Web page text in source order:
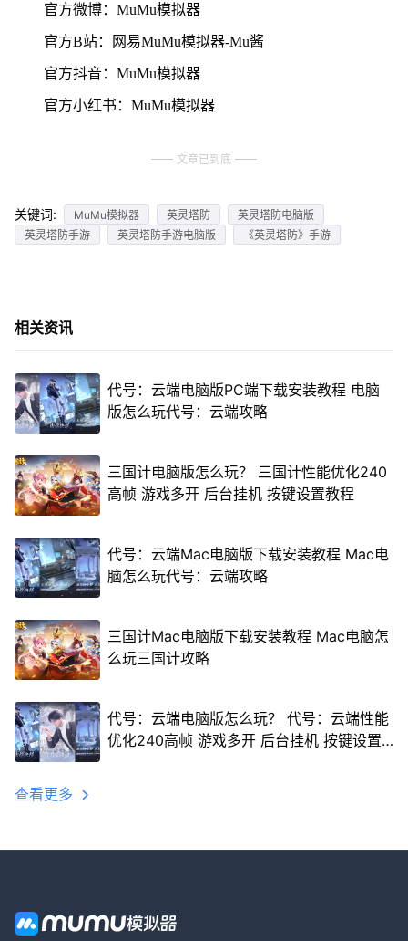
官方微博：MuMu模拟器
官方B站：网易MuMu模拟器-Mu酱
官方抖音：MuMu模拟器
官方小红书：MuMu模拟器
文章已到底
关键词: MuMu模拟器 英灵塔防
英灵塔防电脑版
英灵塔防手游
英灵塔防手游电脑版 《英灵塔防》手游
相关资讯
代号：云端电脑版PC端下载安装教程 电脑
版怎么玩代号：云端攻略
三国计电脑版怎么玩？ 三国计性能优化240
高帧 游戏多开 后台挂机 按键设置教程
代号：云端Mac电脑版下载安装教程 Mac电
脑怎么玩代号：云端攻略
三国计Mac电脑版下载安装教程 Mac电脑怎
么玩三国计攻略
代号：云端电脑版怎么玩？ 代号：云端性能
优化240高帧 游戏多开 后台挂机 按键设置
查看更多